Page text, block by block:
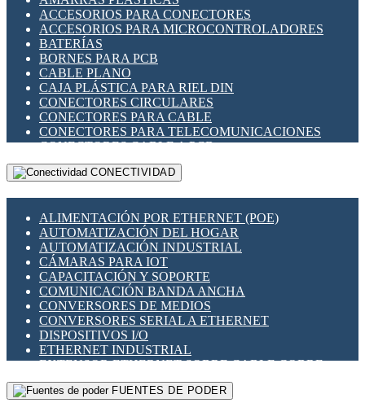
INDICADORES PARA PANEL
INTERFACES DE RELÉ
INTERRUPTORES FIN DE CARRERA
LLAVES CONMUTADORAS
MEDIDORES DE ENERGÍA Y TC'S DE CORRIENTE
MOTORES PASO A PASO
PANTALLAS HMI
PLC -CONTROLADORES LÓGICO PROGRAMABLES
PROGRAMADORES DE HORARIO
RELÉS DE PROTECCIÓN
SENSORES CAPACITIVOS
SENSORES INDUCTIVOS
TEMPORIZADORES
VARIACS
VARIADORES DE FRECUENCIA [VDF]
SECCIONADORES - INTERRUPTORES
MAQUINARIA
ACCESORIOS PARA CONECTORES
ACCESORIOS PARA MICROCONTROLADORES
BATERÍAS
BORNES PARA PCB
CABLE PLANO
CAJA PLÁSTICA PARA RIEL DIN
CONECTORES CIRCULARES
CONECTORES PARA CABLE
CONECTORES PARA TELECOMUNICACIONES
CONECTORES CABLE A PCB
CONECTORES PCB A CABLE
DIP SWITCHES
HERRAMIENTAS VARIAS
ILUMINACIÓN LED
INTERRUPTORES REED
INTERFACES DE RELÉ
OTROS RELÉS
PROTECCIÓN TÉRMICA
RELÉS AUTOMOTRICES
RELÉS DE SEÑAL
RELÉS DE ESTADO SÓLIDO SSR
RELÉS INDUSTRIALES
RELÉS MINIATURA DE POTENCIA
SENSORES MAGNÉTICOS
CONECTIVIDAD
ALIMENTACIÓN POR ETHERNET (POE)
AUTOMATIZACIÓN DEL HOGAR
AUTOMATIZACIÓN INDUSTRIAL
CÁMARAS PARA IOT
CAPACITACIÓN Y SOPORTE
COMUNICACIÓN BANDA ANCHA
CONVERSORES DE MEDIOS
CONVERSORES SERIAL A ETHERNET
DISPOSITIVOS I/O
ETHERNET INDUSTRIAL
EXTENSOR ETHERNET SOBRE CABLE COBRE
GATEWAY LORAWAN
GESTIÓN DE REDESFUENTES DE PODER